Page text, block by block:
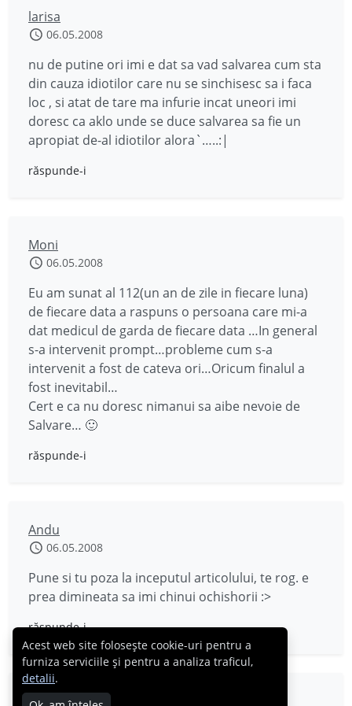
larisa
06.05.2008
nu de putine ori imi e dat sa vad salvarea cum sta
din cauza idiotilor care nu se sinchisesc sa i faca
loc , si atat de tare ma infurie incat uneori imi
doresc ca aklo unde se duce salvarea sa fie un
apropiat de-al idiotilor alora`…..:|
răspunde-i
Moni
06.05.2008
Eu am sunat al 112(un an de zile in fiecare luna)
de fiecare data a raspuns o persoana care mi-a
dat medicul de garda de fiecare data …In general
s-a intervenit prompt…probleme cum s-a
intervenit a fost de cateva ori…Oricum finalul a
fost inevitabil…
Cert e ca nu doresc nimanui sa aibe nevoie de
Salvare… 🙂
răspunde-i
Andu
06.05.2008
Pune si tu poza la inceputul articolului, te rog. e
prea dimineata sa imi chinui ochishorii :>
răspunde-i
Jamilla
Acest web site folosește cookie-uri pentru a
furniza serviciile și pentru a analiza traficul,
detalii.